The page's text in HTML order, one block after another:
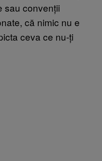
sau convenții
că nimic nu e
ceva ce nu-ți